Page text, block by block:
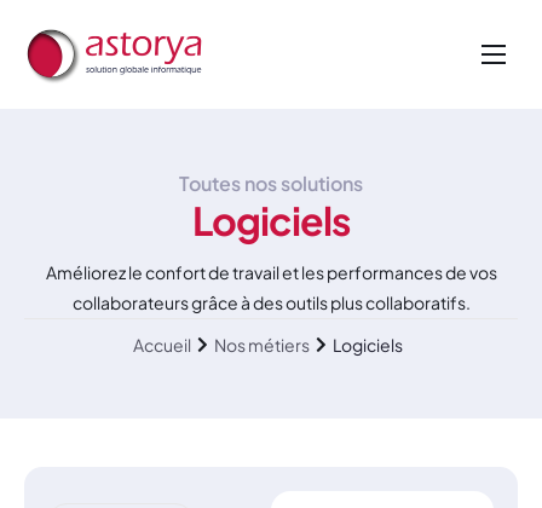
A propos de nousToutes nos solutions
Logiciels
Améliorez le confort de travail et les performances de vos
collaborateurs grâce à des outils plus collaboratifs.
Accueil
Nos métiers Logiciels